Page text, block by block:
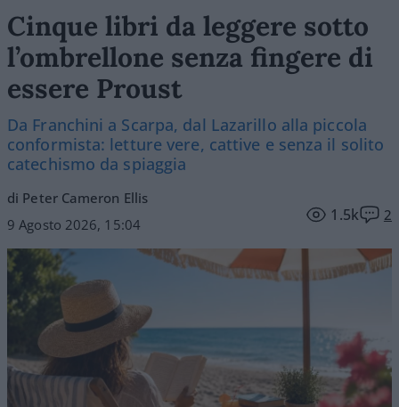
Cinque libri da leggere sotto
l’ombrellone senza fingere di
essere Proust
Da Franchini a Scarpa, dal Lazarillo alla piccola
conformista: letture vere, cattive e senza il solito
catechismo da spiaggia
di Peter Cameron Ellis
9 Agosto 2026, 15:04
1.5k 2